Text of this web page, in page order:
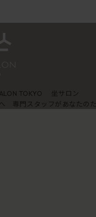
TOKYO
坐サロン
専門スタッフがあなたの